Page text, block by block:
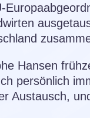
Hansen
persönlich
Austausch,